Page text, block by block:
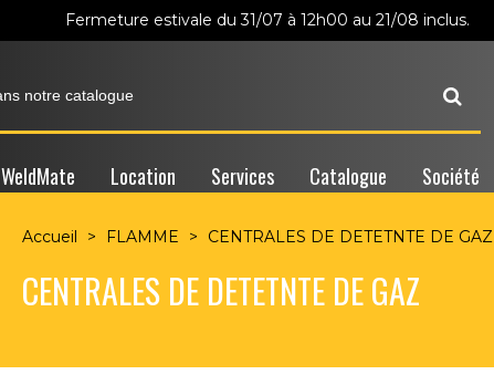
Fermeture estivale du 31/07 à 12h00 au 21/08 inclus.
WeldMate Location Services Catalogue Société
Accueil > FLAMME > CENTRALES DE DETETNTE DE GAZ
CENTRALES DE DETETNTE DE GAZ